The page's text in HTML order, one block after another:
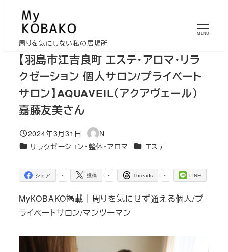
周りを気にしない私の居場所
MENU
【羽島市江吉良町 エステ・アロマ・リラ
クゼーション 個人サロン/プライベート
サロン】AQUAVEIL（アクアヴェール）
嘉藤友美さん
投稿日
2024年3月31日
著
者
N
カテゴリー
リラクゼーション・整体・アロマ カテゴリー
エステ
-
シェア -
投稿 -
Threads LINE
MyKOBAKO掲載｜周りを気にせず通える個人/プ
ライベートサロン/マンツーマン